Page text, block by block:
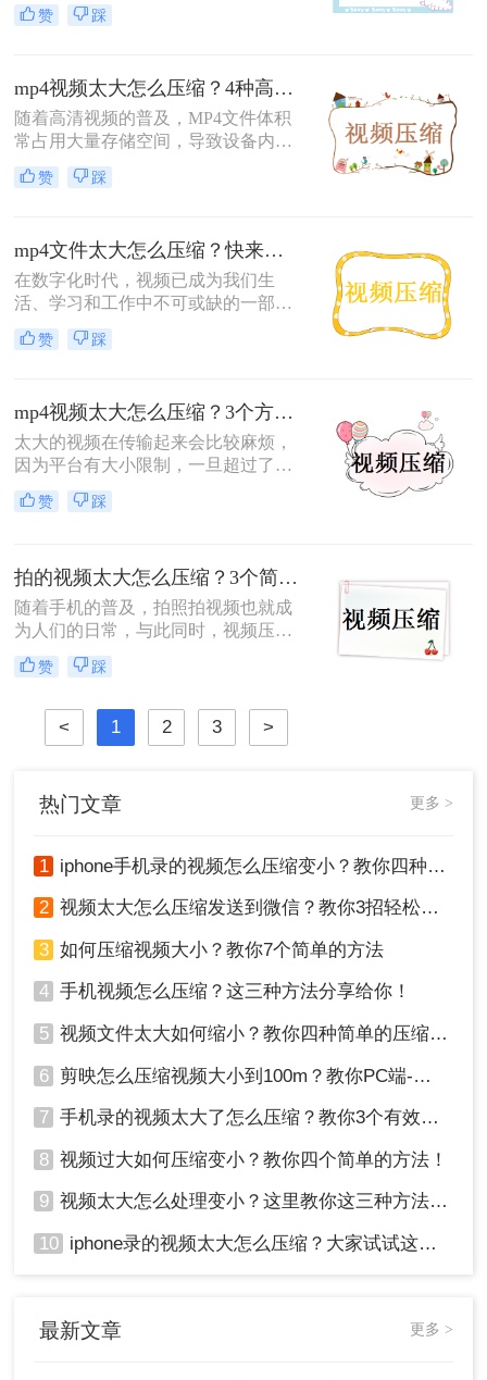
缩MP4视频文件，同时保持优质的画
储空间，还会影响上传、分享的速
得探讨的问题。那么mp4视频太大怎
么压缩不影响画质呢？本文将为您介
绍三种压缩MP4视频且不影响画质的
赞 踩
mp4视频太大怎么压缩？4种高效压缩方法详解！
随着高清视频的普及，MP4文件体积
常占用大量存储空间，导致设备内存
不足或上传困难。那么mp4视频太大
怎么压缩呢？本文将结合最新工具和
赞 踩
mp4文件太大怎么压缩？快来试试这几种方法吧！
在数字化时代，视频已成为我们生
活、学习和工作中不可或缺的一部
分。MP4作为一种流行的视频格式，
因其高兼容性和良好的画质而备受青
多不便。为了解决这个问题，我们需
要对MP4文件进行压缩。那么mp4文
件太大怎么压缩呢？本文将介绍几种
松管理视频资料。
赞 踩
mp4视频太大怎么压缩？3个方法教你有效减小存储体积！
太大的视频在传输起来会比较麻烦，
因为平台有大小限制，一旦超过了，
就无法发送了，这时候只能将视频压
缩，那么要怎么mp4视频太大怎么压
找到一款好用的mp4视频压缩很重
要，下面就给大家带来一款很棒的视
频压缩软件。
赞 踩
拍的视频太大怎么压缩？3个简单快捷的方法分享！
随着手机的普及，拍照拍视频也就成
为人们的日常，与此同时，视频压缩
变得越来越重要。无论是为了在移动
设备上播放，还是为了通过网络分享
少的。
赞 踩
< 1 2 3 >
热门文章 更多 >
1 iphone手机录的视频怎么压缩变小？教你四种压缩方法！
2 视频太大怎么压缩发送到微信？教你3招轻松搞定！
3 如何压缩视频大小？教你7个简单的方法
4 手机视频怎么压缩？这三种方法分享给你！
5 视频文件太大如何缩小？教你四种简单的压缩方法！
6 剪映怎么压缩视频大小到100m？教你PC端-移动端压缩方式！
7 手机录的视频太大了怎么压缩？教你3个有效压缩方法！
8 视频过大如何压缩变小？教你四个简单的方法！
9 视频太大怎么处理变小？这里教你这三种方法!！
10 iphone录的视频太大怎么压缩？大家试试这四种方法！
最新文章 更多 >